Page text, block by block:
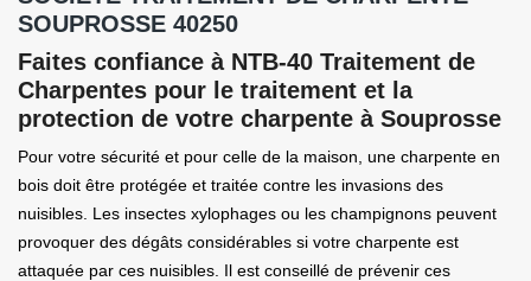
SOUPROSSE 40250
Faites confiance à NTB-40 Traitement de
Charpentes pour le traitement et la
protection de votre charpente à Souprosse
Pour votre sécurité et pour celle de la maison, une charpente en
bois doit être protégée et traitée contre les invasions des
nuisibles. Les insectes xylophages ou les champignons peuvent
provoquer des dégâts considérables si votre charpente est
attaquée par ces nuisibles. Il est conseillé de prévenir ces